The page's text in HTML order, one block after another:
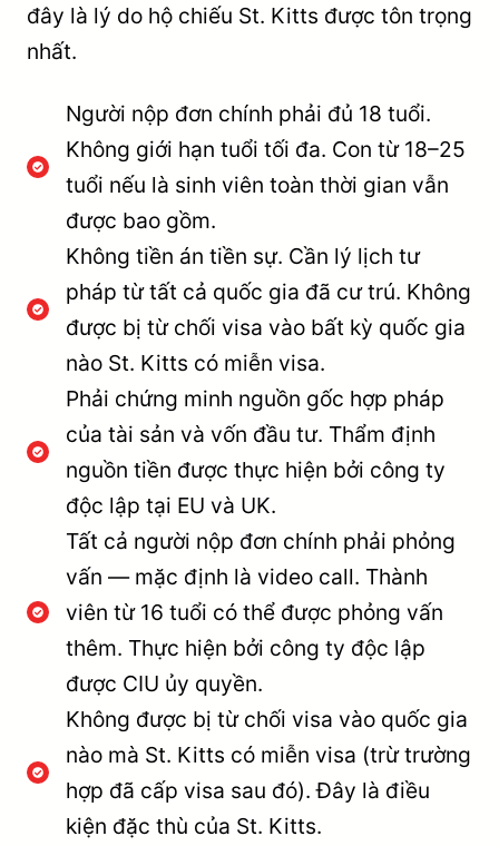
đây là lý do hộ chiếu St. Kitts được tôn trọng
nhất.
Người nộp đơn chính phải đủ 18 tuổi.
Không giới hạn tuổi tối đa. Con từ 18–25
tuổi nếu là sinh viên toàn thời gian vẫn
được bao gồm.
Không tiền án tiền sự. Cần lý lịch tư
pháp từ tất cả quốc gia đã cư trú. Không
được bị từ chối visa vào bất kỳ quốc gia
nào St. Kitts có miễn visa.
Phải chứng minh nguồn gốc hợp pháp
của tài sản và vốn đầu tư. Thẩm định
nguồn tiền được thực hiện bởi công ty
độc lập tại EU và UK.
Tất cả người nộp đơn chính phải phỏng
vấn — mặc định là video call. Thành
viên từ 16 tuổi có thể được phỏng vấn
thêm. Thực hiện bởi công ty độc lập
được CIU ủy quyền.
Không được bị từ chối visa vào quốc gia
nào mà St. Kitts có miễn visa (trừ trường
hợp đã cấp visa sau đó). Đây là điều
kiện đặc thù của St. Kitts.